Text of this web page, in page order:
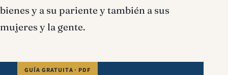
bienes y a su pariente y también a sus
mujeres y la gente.
GUÍA GRATUITA · PDF